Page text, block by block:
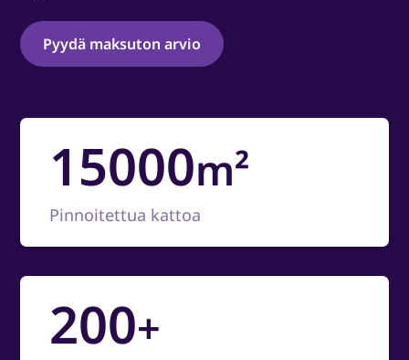
Pyydä maksuton arvio
15000m²
Pinnoitettua kattoa
200+